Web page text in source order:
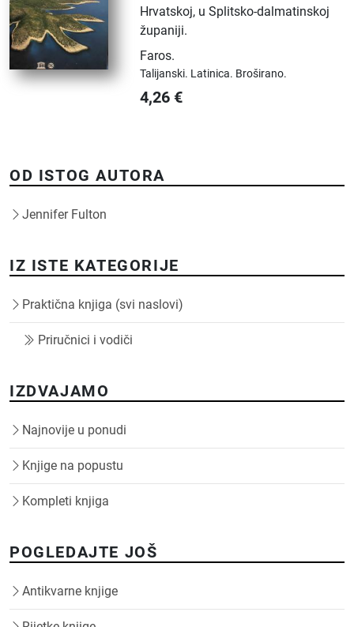
Hrvatskoj, u Splitsko-dalmatinskoj
županiji.
Faros.
Talijanski. Latinica. Broširano.
4,26 €
OD ISTOG AUTORA
Jennifer Fulton
IZ ISTE KATEGORIJE
Praktična knjiga (svi naslovi)
Priručnici i vodiči
IZDVAJAMO
Najnovije u ponudi
Knjige na popustu
Kompleti knjiga
POGLEDAJTE JOŠ
Antikvarne knjige